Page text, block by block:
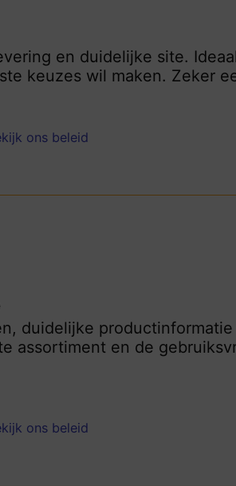
en duidelijke site.
keuzes wil maken. Zeker
ons beleid
duidelijke
assortiment en de
ons beleid